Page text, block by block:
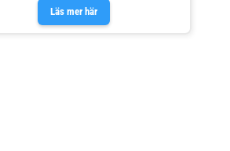
Läs mer här
torra och varma, och ger långvarig komfort
tuffare vinterförhållanden. Specifikationer
iläggsulor Av återvunnen ull och återvunnen